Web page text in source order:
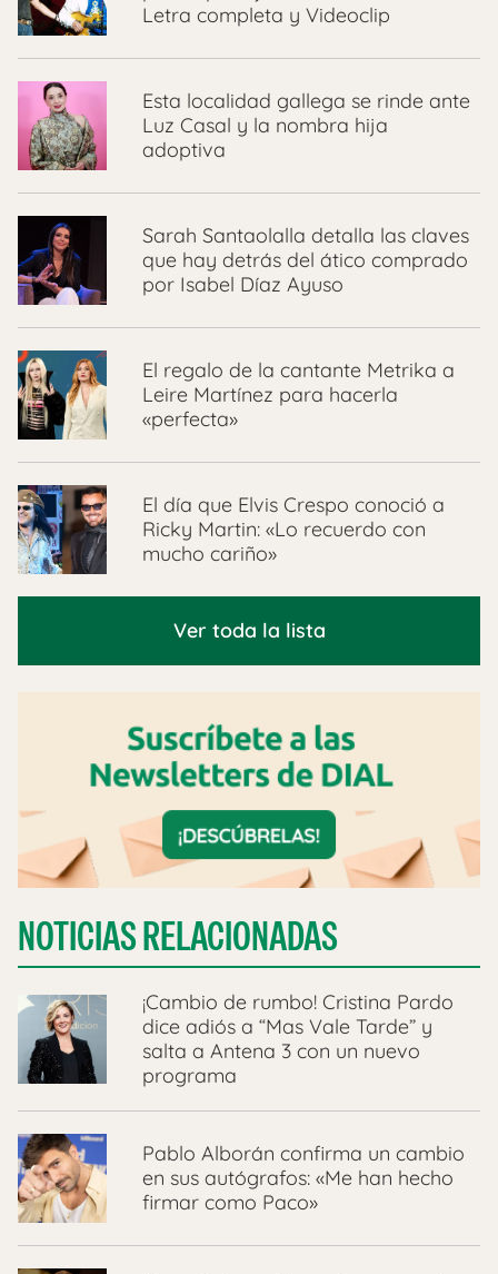
Letra completa y Videoclip
Esta localidad gallega se rinde ante
Luz Casal y la nombra hija
adoptiva
Sarah Santaolalla detalla las claves
que hay detrás del ático comprado
por Isabel Díaz Ayuso
El regalo de la cantante Metrika a
Leire Martínez para hacerla
«perfecta»
El día que Elvis Crespo conoció a
Ricky Martin: «Lo recuerdo con
mucho cariño»
Ver toda la lista
NOTICIAS RELACIONADAS
¡Cambio de rumbo! Cristina Pardo
dice adiós a “Mas Vale Tarde” y
salta a Antena 3 con un nuevo
programa
Pablo Alborán confirma un cambio
en sus autógrafos: «Me han hecho
firmar como Paco»